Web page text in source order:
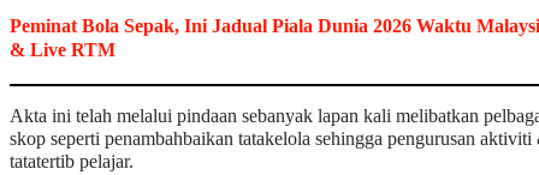
Peminat Bola Sepak, Ini Jadual Piala Dunia 2026 Waktu
& Live RTM
Akta ini telah melalui pindaan sebanyak lapan kali melibatkan
skop seperti penambahbaikan tatakelola sehingga pengurusan aktiviti
tatatertib pelajar.